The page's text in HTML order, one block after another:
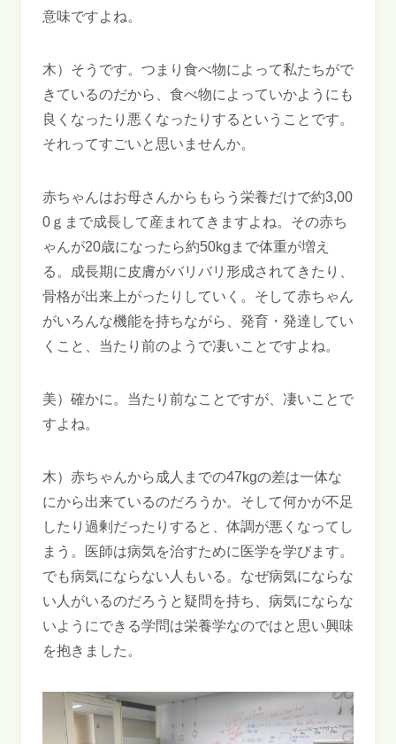
意味ですよね。
木）そうです。つまり食べ物によって私たちがで
きているのだから、食べ物によっていかようにも
良くなったり悪くなったりするということです。
それってすごいと思いませんか。
赤ちゃんはお母さんからもらう栄養だけで約3,00
0ｇまで成長して産まれてきますよね。その赤ち
ゃんが20歳になったら約50kgまで体重が増え
る。成長期に皮膚がバリバリ形成されてきたり、
骨格が出来上がったりしていく。そして赤ちゃん
がいろんな機能を持ちながら、発育・発達してい
くこと、当たり前のようで凄いことですよね。
美）確かに。当たり前なことですが、凄いことで
すよね。
木）赤ちゃんから成人までの47kgの差は一体な
にから出来ているのだろうか。そして何かが不足
したり過剰だったりすると、体調が悪くなってし
まう。医師は病気を治すために医学を学びます。
でも病気にならない人もいる。なぜ病気にならな
い人がいるのだろうと疑問を持ち、病気にならな
いようにできる学問は栄養学なのではと思い興味
を抱きました。